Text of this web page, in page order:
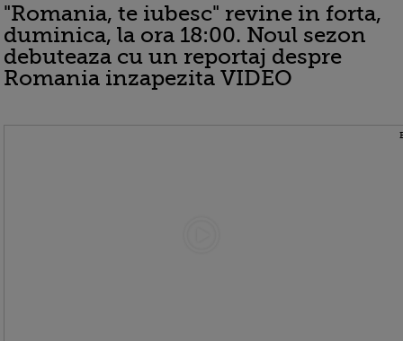
"Romania, te iubesc" revine in forta,
duminica, la ora 18:00. Noul sezon
debuteaza cu un reportaj despre
Romania inzapezita VIDEO